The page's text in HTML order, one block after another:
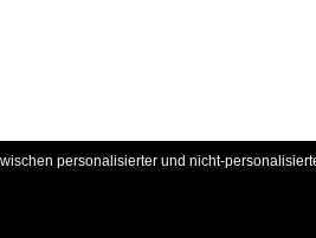
personalisierter und nicht-